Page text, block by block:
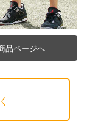
品ページへ